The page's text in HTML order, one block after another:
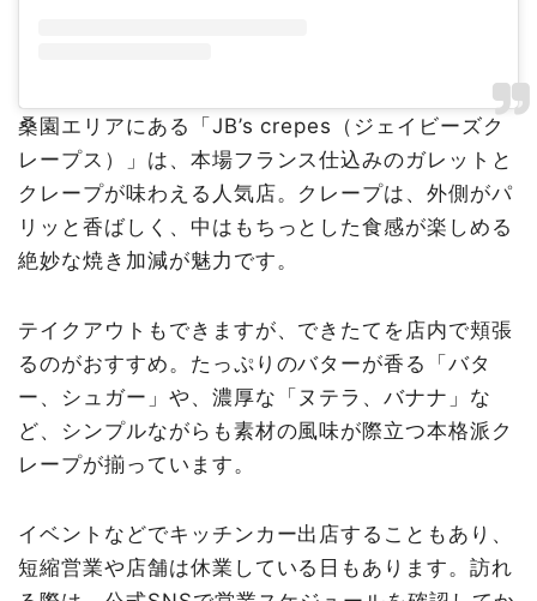
桑園エリアにある「JB’s crepes（ジェイビーズク
レープス）」は、本場フランス仕込みのガレットと
クレープが味わえる人気店。クレープは、外側がパ
リッと香ばしく、中はもちっとした食感が楽しめる
絶妙な焼き加減が魅力です。
テイクアウトもできますが、できたてを店内で頬張
るのがおすすめ。たっぷりのバターが香る「バタ
ー、シュガー」や、濃厚な「ヌテラ、バナナ」な
ど、シンプルながらも素材の風味が際立つ本格派ク
レープが揃っています。
イベントなどでキッチンカー出店することもあり、
短縮営業や店舗は休業している日もあります。訪れ